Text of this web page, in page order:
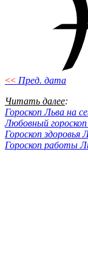
<< Пред. дата
Читать далее:
Гороскоп Льва на
Любовный
Гороскоп здоровья
Гороскоп работы